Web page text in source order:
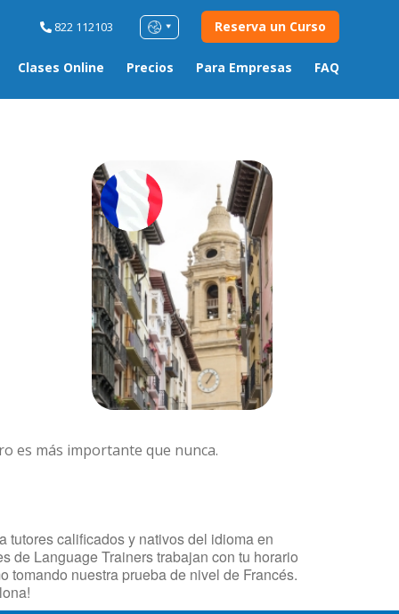
Clases Online Precios Para Empresas FAQ
822 112103 Reserva un Curso
es más importante que nunca.
tutores calificados y nativos del idioma en
de Language Trainers trabajan con tu horario
tomando nuestra prueba de nivel de Francés.